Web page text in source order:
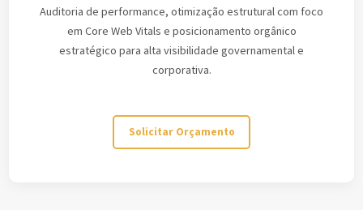
Auditoria de performance, otimização estrutural com foco
em Core Web Vitals e posicionamento orgânico
estratégico para alta visibilidade governamental e
corporativa.
Solicitar Orçamento